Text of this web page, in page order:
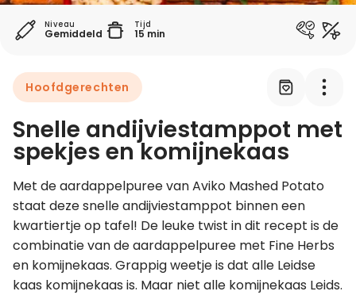
Leer koken als een chef
Kooktips & blogs
Niveau
Gemiddeld
Tijd
15 min
Hoofdgerechten
Snelle andijviestamppot met
spekjes en komijnekaas
Met de aardappelpuree van Aviko Mashed Potato
staat deze snelle andijviestamppot binnen een
kwartiertje op tafel! De leuke twist in dit recept is de
combinatie van de aardappelpuree met Fine Herbs
en komijnekaas. Grappig weetje is dat alle Leidse
kaas komijnekaas is. Maar niet alle komijnekaas Leids.